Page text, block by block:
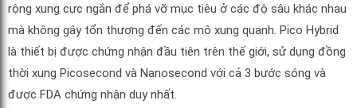
rộng xung cực ngắn để phá vỡ mục tiêu ở các độ sâu khác nhau
mà không gây tổn thương đến các mô xung quanh. Pico Hybrid
là thiết bị được chứng nhận đầu tiên trên thế giới, sử dụng đồng
thời xung Picosecond và Nanosecond với cả 3 bước sóng và
được FDA chứng nhận duy nhất.